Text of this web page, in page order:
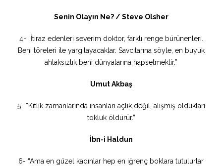
Senin Olayın Ne? / Steve Olsher
4- “İtiraz edenleri severim doktor, farklı renge bürünenleri.
Beni töreleri ile yargılayacaklar. Savcılarına söyle, en büyük
ahlaksızlık beni dünyalarına hapsetmektir.”
Umut Akbaş
5- “Kıtlık zamanlarında insanları açlık değil, alışmış oldukları
tokluk öldürür.”
İbn-i Haldun
6- “Ama en güzel kadınlar hep en iğrenç boklara tutulurlar